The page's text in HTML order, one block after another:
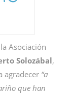
Asociación
Solozábal,
agradecer “a
que han